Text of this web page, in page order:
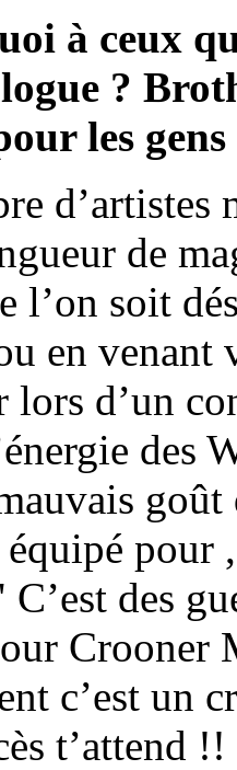
à ceux
?
les gens
d’artistes
de
l’on soit
en
lors d’un
des
équipé pour
des
Crooner
c’est un
t’attend !!